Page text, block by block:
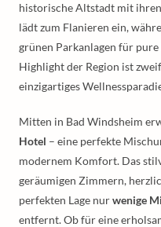
historische Altstadt mit
lädt zum Flanieren ein,
grünen Parkanlagen für
Highlight der Region ist
einzigartiges
Mitten in Bad Windsheim
Hotel – eine perfekte
modernem Komfort. Das
geräumigen Zimmern,
perfekten Lage nurwenige
entfernt. Ob für eine